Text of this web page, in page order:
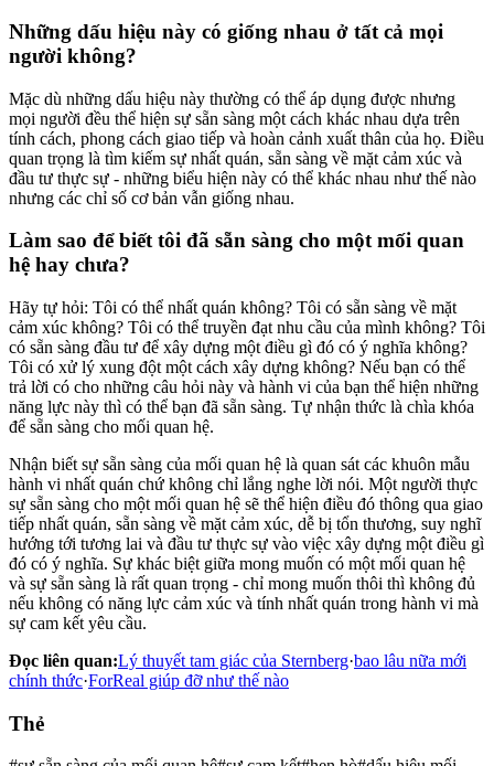
Những dấu hiệu này có giống nhau ở tất cả mọi
người không?
Mặc dù những dấu hiệu này thường có thể áp dụng được nhưng
mọi người đều thể hiện sự sẵn sàng một cách khác nhau dựa trên
tính cách, phong cách giao tiếp và hoàn cảnh xuất thân của họ. Điều
quan trọng là tìm kiếm sự nhất quán, sẵn sàng về mặt cảm xúc và
đầu tư thực sự - những biểu hiện này có thể khác nhau như thế nào
nhưng các chỉ số cơ bản vẫn giống nhau.
Làm sao để biết tôi đã sẵn sàng cho một mối quan
hệ hay chưa?
Hãy tự hỏi: Tôi có thể nhất quán không? Tôi có sẵn sàng về mặt
cảm xúc không? Tôi có thể truyền đạt nhu cầu của mình không? Tôi
có sẵn sàng đầu tư để xây dựng một điều gì đó có ý nghĩa không?
Tôi có xử lý xung đột một cách xây dựng không? Nếu bạn có thể
trả lời có cho những câu hỏi này và hành vi của bạn thể hiện những
năng lực này thì có thể bạn đã sẵn sàng. Tự nhận thức là chìa khóa
để sẵn sàng cho mối quan hệ.
Nhận biết sự sẵn sàng của mối quan hệ là quan sát các khuôn mẫu
hành vi nhất quán chứ không chỉ lắng nghe lời nói. Một người thực
sự sẵn sàng cho một mối quan hệ sẽ thể hiện điều đó thông qua giao
tiếp nhất quán, sẵn sàng về mặt cảm xúc, dễ bị tổn thương, suy nghĩ
hướng tới tương lai và đầu tư thực sự vào việc xây dựng một điều gì
đó có ý nghĩa. Sự khác biệt giữa mong muốn có một mối quan hệ
và sự sẵn sàng là rất quan trọng - chỉ mong muốn thôi thì không đủ
nếu không có năng lực cảm xúc và tính nhất quán trong hành vi mà
sự cam kết yêu cầu.
Đọc liên quan:Lý thuyết tam giác của Sternberg·bao lâu nữa mới
chính thức·ForReal giúp đỡ như thế nào
Thẻ